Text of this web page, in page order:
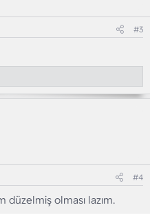
#3
#4
düzelmiş olması lazım.